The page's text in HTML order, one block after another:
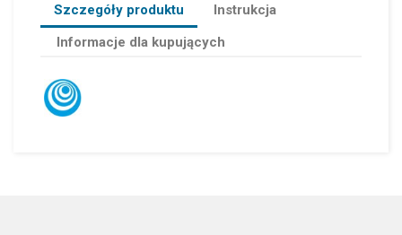
Szczegóły produktu
Instrukcja
Informacje dla kupujących